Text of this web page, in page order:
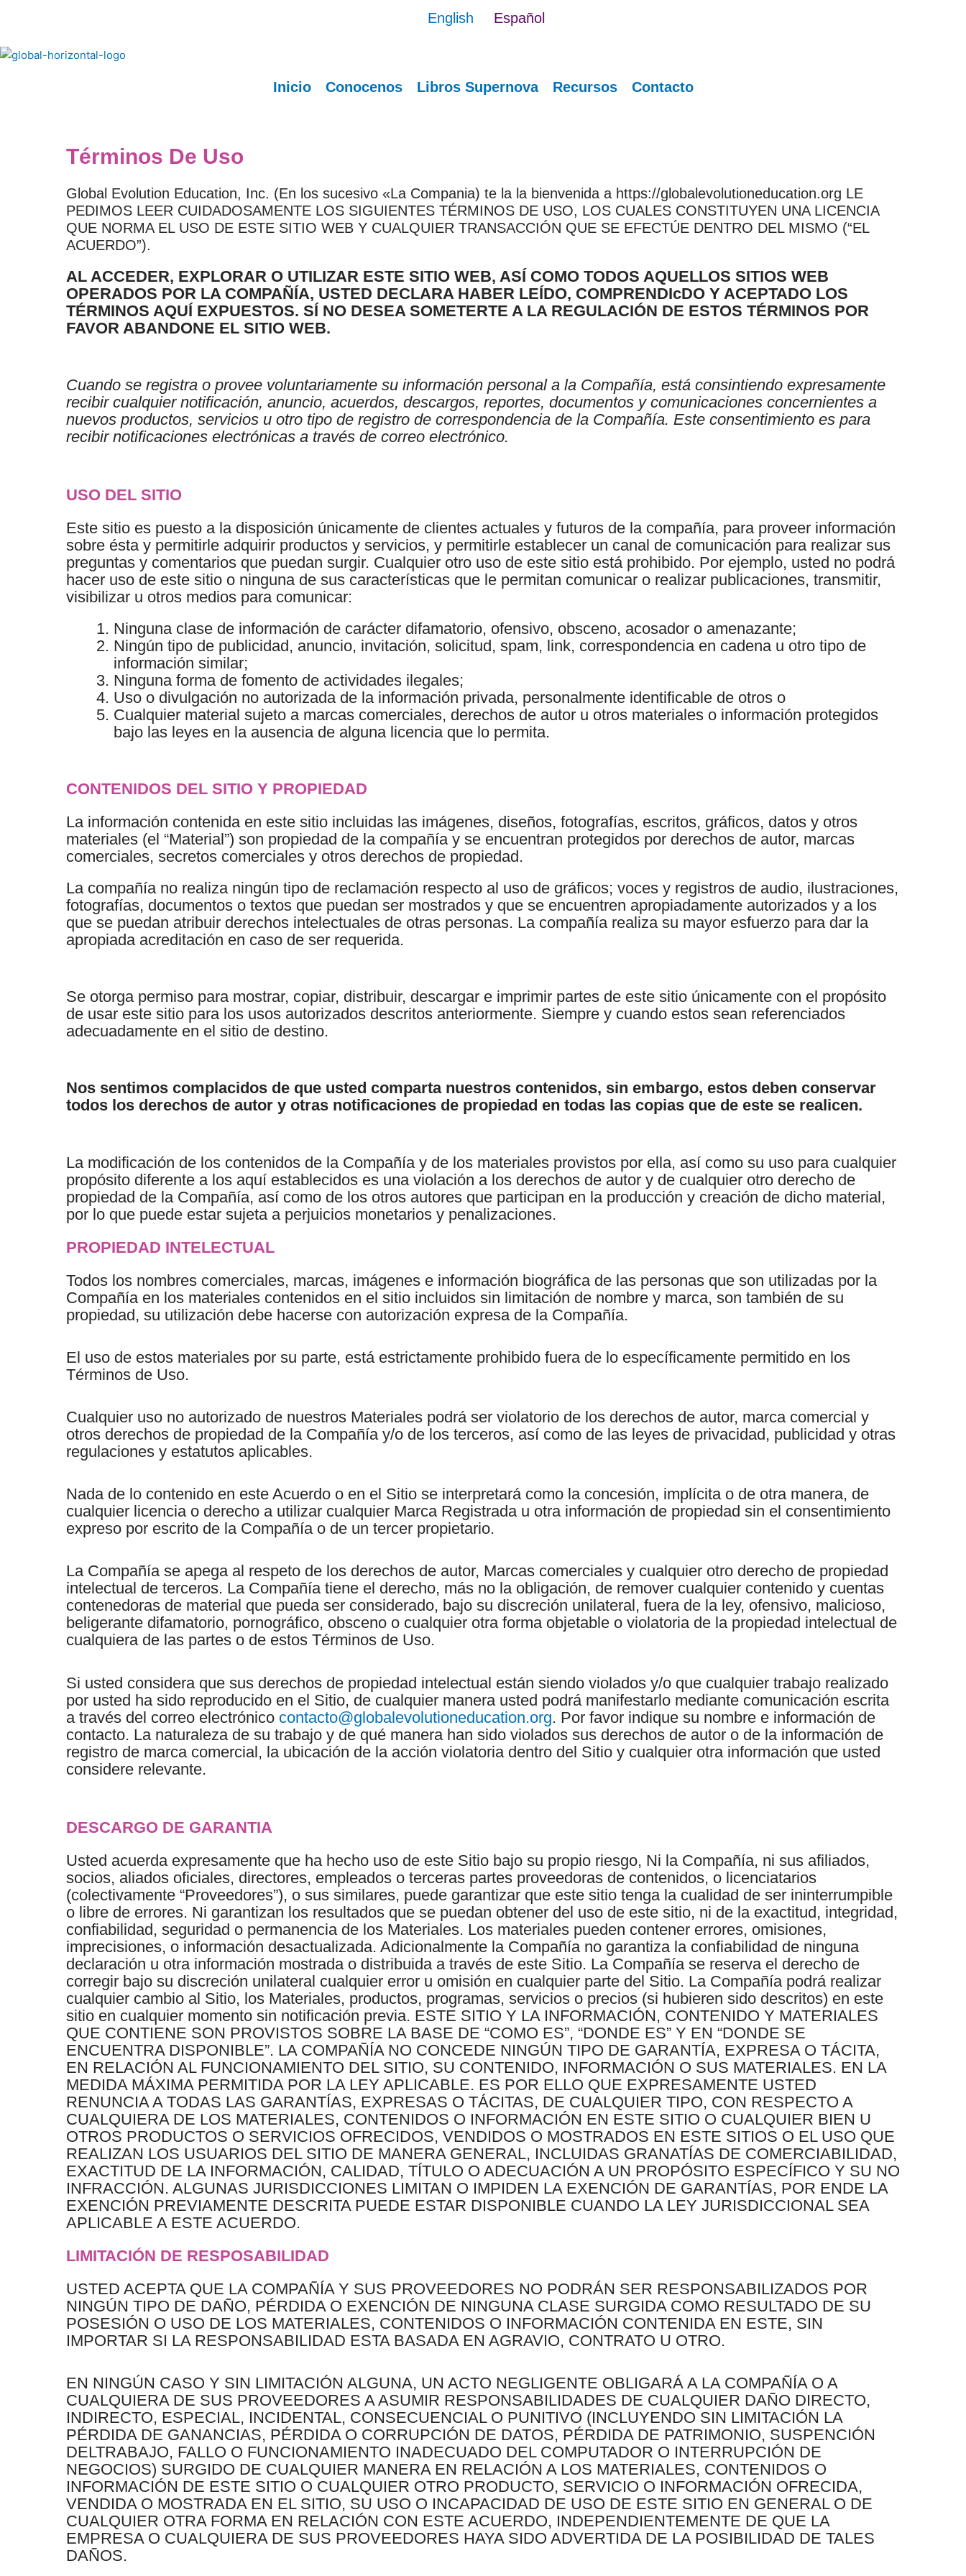
English Español
Inicio Conocenos Libros Supernova Recursos Contacto
Términos De Uso
Global Evolution Education, Inc. (En los sucesivo «La Compania) te la la bienvenida a https://globalevolutioneducation.org LE
PEDIMOS LEER CUIDADOSAMENTE LOS SIGUIENTES TÉRMINOS DE USO, LOS CUALES CONSTITUYEN UNA LICENCIA
QUE NORMA EL USO DE ESTE SITIO WEB Y CUALQUIER TRANSACCIÓN QUE SE EFECTÚE DENTRO DEL MISMO (“EL
ACUERDO”).
AL ACCEDER, EXPLORAR O UTILIZAR ESTE SITIO WEB, ASÍ COMO TODOS AQUELLOS SITIOS WEB
OPERADOS POR LA COMPAÑÍA, USTED DECLARA HABER LEÍDO, COMPRENDIcDO Y ACEPTADO LOS
TÉRMINOS AQUÍ EXPUESTOS. SÍ NO DESEA SOMETERTE A LA REGULACIÓN DE ESTOS TÉRMINOS POR
FAVOR ABANDONE EL SITIO WEB.
Cuando se registra o provee voluntariamente su información personal a la Compañía, está consintiendo expresamente
recibir cualquier notificación, anuncio, acuerdos, descargos, reportes, documentos y comunicaciones concernientes a
nuevos productos, servicios u otro tipo de registro de correspondencia de la Compañía. Este consentimiento es para
recibir notificaciones electrónicas a través de correo electrónico.
USO DEL SITIO
Este sitio es puesto a la disposición únicamente de clientes actuales y futuros de la compañía, para proveer información
sobre ésta y permitirle adquirir productos y servicios, y permitirle establecer un canal de comunicación para realizar sus
preguntas y comentarios que puedan surgir. Cualquier otro uso de este sitio está prohibido. Por ejemplo, usted no podrá
hacer uso de este sitio o ninguna de sus características que le permitan comunicar o realizar publicaciones, transmitir,
visibilizar u otros medios para comunicar:
Ninguna clase de información de carácter difamatorio, ofensivo, obsceno, acosador o amenazante;
Ningún tipo de publicidad, anuncio, invitación, solicitud, spam, link, correspondencia en cadena u otro tipo de
información similar;
Ninguna forma de fomento de actividades ilegales;
Uso o divulgación no autorizada de la información privada, personalmente identificable de otros o
Cualquier material sujeto a marcas comerciales, derechos de autor u otros materiales o información protegidos
bajo las leyes en la ausencia de alguna licencia que lo permita.
CONTENIDOS DEL SITIO Y PROPIEDAD
La información contenida en este sitio incluidas las imágenes, diseños, fotografías, escritos, gráficos, datos y otros
materiales (el “Material”) son propiedad de la compañía y se encuentran protegidos por derechos de autor, marcas
comerciales, secretos comerciales y otros derechos de propiedad.
La compañía no realiza ningún tipo de reclamación respecto al uso de gráficos; voces y registros de audio, ilustraciones,
fotografías, documentos o textos que puedan ser mostrados y que se encuentren apropiadamente autorizados y a los
que se puedan atribuir derechos intelectuales de otras personas. La compañía realiza su mayor esfuerzo para dar la
apropiada acreditación en caso de ser requerida.
Se otorga permiso para mostrar, copiar, distribuir, descargar e imprimir partes de este sitio únicamente con el propósito
de usar este sitio para los usos autorizados descritos anteriormente. Siempre y cuando estos sean referenciados
adecuadamente en el sitio de destino.
Nos sentimos complacidos de que usted comparta nuestros contenidos, sin embargo, estos deben conservar
todos los derechos de autor y otras notificaciones de propiedad en todas las copias que de este se realicen.
La modificación de los contenidos de la Compañía y de los materiales provistos por ella, así como su uso para cualquier
propósito diferente a los aquí establecidos es una violación a los derechos de autor y de cualquier otro derecho de
propiedad de la Compañía, así como de los otros autores que participan en la producción y creación de dicho material,
por lo que puede estar sujeta a perjuicios monetarios y penalizaciones.
PROPIEDAD INTELECTUAL
Todos los nombres comerciales, marcas, imágenes e información biográfica de las personas que son utilizadas por la
Compañía en los materiales contenidos en el sitio incluidos sin limitación de nombre y marca, son también de su
propiedad, su utilización debe hacerse con autorización expresa de la Compañía.
El uso de estos materiales por su parte, está estrictamente prohibido fuera de lo específicamente permitido en los
Términos de Uso.
Cualquier uso no autorizado de nuestros Materiales podrá ser violatorio de los derechos de autor, marca comercial y
otros derechos de propiedad de la Compañía y/o de los terceros, así como de las leyes de privacidad, publicidad y otras
regulaciones y estatutos aplicables.
Nada de lo contenido en este Acuerdo o en el Sitio se interpretará como la concesión, implícita o de otra manera, de
cualquier licencia o derecho a utilizar cualquier Marca Registrada u otra información de propiedad sin el consentimiento
expreso por escrito de la Compañía o de un tercer propietario.
La Compañía se apega al respeto de los derechos de autor, Marcas comerciales y cualquier otro derecho de propiedad
intelectual de terceros. La Compañía tiene el derecho, más no la obligación, de remover cualquier contenido y cuentas
contenedoras de material que pueda ser considerado, bajo su discreción unilateral, fuera de la ley, ofensivo, malicioso,
beligerante difamatorio, pornográfico, obsceno o cualquier otra forma objetable o violatoria de la propiedad intelectual de
cualquiera de las partes o de estos Términos de Uso.
Si usted considera que sus derechos de propiedad intelectual están siendo violados y/o que cualquier trabajo realizado
por usted ha sido reproducido en el Sitio, de cualquier manera usted podrá manifestarlo mediante comunicación escrita
a través del correo electrónico contacto@globalevolutioneducation.org. Por favor indique su nombre e información de
contacto. La naturaleza de su trabajo y de qué manera han sido violados sus derechos de autor o de la información de
registro de marca comercial, la ubicación de la acción violatoria dentro del Sitio y cualquier otra información que usted
considere relevante.
DESCARGO DE GARANTIA
Usted acuerda expresamente que ha hecho uso de este Sitio bajo su propio riesgo, Ni la Compañía, ni sus afiliados,
socios, aliados oficiales, directores, empleados o terceras partes proveedoras de contenidos, o licenciatarios
(colectivamente “Proveedores”), o sus similares, puede garantizar que este sitio tenga la cualidad de ser ininterrumpible
o libre de errores. Ni garantizan los resultados que se puedan obtener del uso de este sitio, ni de la exactitud, integridad,
confiabilidad, seguridad o permanencia de los Materiales. Los materiales pueden contener errores, omisiones,
imprecisiones, o información desactualizada. Adicionalmente la Compañía no garantiza la confiabilidad de ninguna
declaración u otra información mostrada o distribuida a través de este Sitio. La Compañía se reserva el derecho de
corregir bajo su discreción unilateral cualquier error u omisión en cualquier parte del Sitio. La Compañía podrá realizar
cualquier cambio al Sitio, los Materiales, productos, programas, servicios o precios (si hubieren sido descritos) en este
sitio en cualquier momento sin notificación previa. ESTE SITIO Y LA INFORMACIÓN, CONTENIDO Y MATERIALES
QUE CONTIENE SON PROVISTOS SOBRE LA BASE DE “COMO ES”, “DONDE ES” Y EN “DONDE SE
ENCUENTRA DISPONIBLE”. LA COMPAÑÍA NO CONCEDE NINGÚN TIPO DE GARANTÍA, EXPRESA O TÁCITA,
EN RELACIÓN AL FUNCIONAMIENTO DEL SITIO, SU CONTENIDO, INFORMACIÓN O SUS MATERIALES. EN LA
MEDIDA MÁXIMA PERMITIDA POR LA LEY APLICABLE. ES POR ELLO QUE EXPRESAMENTE USTED
RENUNCIA A TODAS LAS GARANTÍAS, EXPRESAS O TÁCITAS, DE CUALQUIER TIPO, CON RESPECTO A
CUALQUIERA DE LOS MATERIALES, CONTENIDOS O INFORMACIÓN EN ESTE SITIO O CUALQUIER BIEN U
OTROS PRODUCTOS O SERVICIOS OFRECIDOS, VENDIDOS O MOSTRADOS EN ESTE SITIOS O EL USO QUE
REALIZAN LOS USUARIOS DEL SITIO DE MANERA GENERAL, INCLUIDAS GRANATÍAS DE COMERCIABILIDAD,
EXACTITUD DE LA INFORMACIÓN, CALIDAD, TÍTULO O ADECUACIÓN A UN PROPÓSITO ESPECÍFICO Y SU NO
INFRACCIÓN. ALGUNAS JURISDICCIONES LIMITAN O IMPIDEN LA EXENCIÓN DE GARANTÍAS, POR ENDE LA
EXENCIÓN PREVIAMENTE DESCRITA PUEDE ESTAR DISPONIBLE CUANDO LA LEY JURISDICCIONAL SEA
APLICABLE A ESTE ACUERDO.
LIMITACIÓN DE RESPOSABILIDAD
USTED ACEPTA QUE LA COMPAÑÍA Y SUS PROVEEDORES NO PODRÁN SER RESPONSABILIZADOS POR
NINGÚN TIPO DE DAÑO, PÉRDIDA O EXENCIÓN DE NINGUNA CLASE SURGIDA COMO RESULTADO DE SU
POSESIÓN O USO DE LOS MATERIALES, CONTENIDOS O INFORMACIÓN CONTENIDA EN ESTE, SIN
IMPORTAR SI LA RESPONSABILIDAD ESTA BASADA EN AGRAVIO, CONTRATO U OTRO.
EN NINGÚN CASO Y SIN LIMITACIÓN ALGUNA, UN ACTO NEGLIGENTE OBLIGARÁ A LA COMPAÑÍA O A
CUALQUIERA DE SUS PROVEEDORES A ASUMIR RESPONSABILIDADES DE CUALQUIER DAÑO DIRECTO,
INDIRECTO, ESPECIAL, INCIDENTAL, CONSECUENCIAL O PUNITIVO (INCLUYENDO SIN LIMITACIÓN LA
PÉRDIDA DE GANANCIAS, PÉRDIDA O CORRUPCIÓN DE DATOS, PÉRDIDA DE PATRIMONIO, SUSPENCIÓN
DELTRABAJO, FALLO O FUNCIONAMIENTO INADECUADO DEL COMPUTADOR O INTERRUPCIÓN DE
NEGOCIOS) SURGIDO DE CUALQUIER MANERA EN RELACIÓN A LOS MATERIALES, CONTENIDOS O
INFORMACIÓN DE ESTE SITIO O CUALQUIER OTRO PRODUCTO, SERVICIO O INFORMACIÓN OFRECIDA,
VENDIDA O MOSTRADA EN EL SITIO, SU USO O INCAPACIDAD DE USO DE ESTE SITIO EN GENERAL O DE
CUALQUIER OTRA FORMA EN RELACIÓN CON ESTE ACUERDO, INDEPENDIENTEMENTE DE QUE LA
EMPRESA O CUALQUIERA DE SUS PROVEEDORES HAYA SIDO ADVERTIDA DE LA POSIBILIDAD DE TALES
DAÑOS.